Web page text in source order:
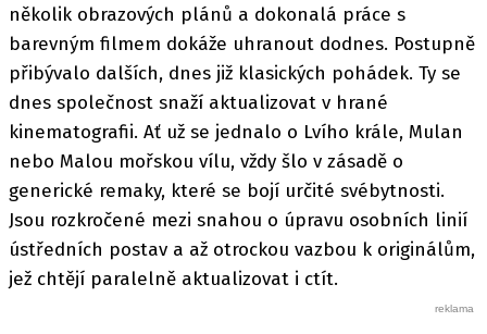
několik obrazových plánů a dokonalá práce s
barevným filmem dokáže uhranout dodnes. Postupně
přibývalo dalších, dnes již klasických pohádek. Ty se
dnes společnost snaží aktualizovat v hrané
kinematografii. Ať už se jednalo o Lvího krále, Mulan
nebo Malou mořskou vílu, vždy šlo v zásadě o
generické remaky, které se bojí určité svébytnosti.
Jsou rozkročené mezi snahou o úpravu osobních linií
ústředních postav a až otrockou vazbou k originálům,
jež chtějí paralelně aktualizovat i ctít.